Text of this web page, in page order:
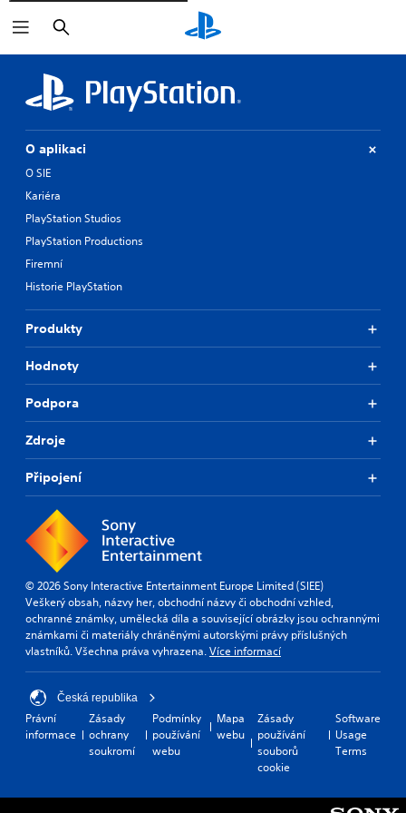
Vyhledat
O aplikaci
O SIE
Kariéra
PlayStation Studios
PlayStation Productions
Firemní
Historie PlayStation
Produkty
Hodnoty
Podpora
Zdroje
Připojení
© 2026 Sony Interactive Entertainment Europe Limited (SIEE)
Veškerý obsah, názvy her, obchodní názvy či obchodní vzhled,
ochranné známky, umělecká díla a související obrázky jsou ochrannými
známkami či materiály chráněnými autorskými právy příslušných
vlastníků. Všechna práva vyhrazena.Více informací
Česká republika
Právní
informace
Zásady
ochrany
soukromí
Podmínky
používání
webu
Mapa
webu
Zásady
používání
souborů
cookie
Software
Usage
Terms